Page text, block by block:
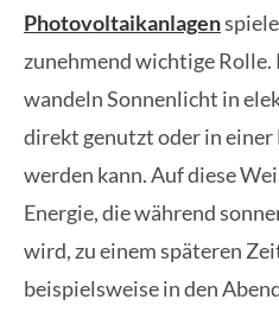
Photovoltaikanlagen
zunehmend wichtige
wandeln Sonnenlicht in
direkt genutzt oder in
werden kann. Auf diese
Energie, die während
wird, zu einem späteren
beispielsweise in den